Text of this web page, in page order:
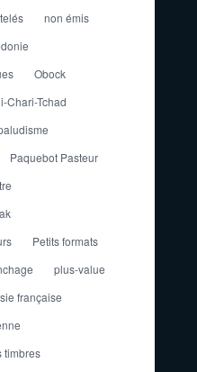
non émis
Obock
Chari-Tchad
Paquebot Pasteur
Petits formats
plus-value
française
timbres